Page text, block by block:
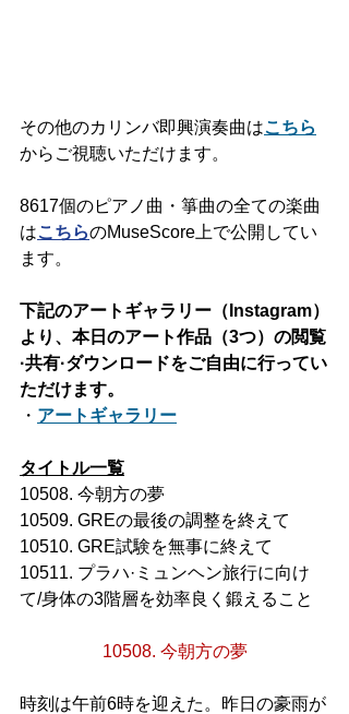
その他のカリンバ即興演奏曲はこちら
からご視聴いただけます。
8617個のピアノ曲・箏曲の全ての楽曲
はこちらのMuseScore上で公開してい
ます。
下記のアートギャラリー（Instagram）
より、本日のアート作品（3つ）の閲覧
·共有·ダウンロードをご自由に行ってい
ただけます。
・ アートギャラリー
タイトル一覧
10508. 今朝方の夢
10509. GREの最後の調整を終えて
10510. GRE試験を無事に終えて
10511. プラハ·ミュンヘン旅行に向け
て/身体の3階層を効率良く鍛えること
10508. 今朝方の夢
時刻は午前6時を迎えた。昨日の豪雨が